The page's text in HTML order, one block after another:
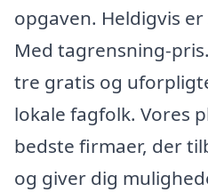
opgaven. Heldigvis
Med tagrensning-
tre gratis og
lokale fagfolk. Vores
bedste firmaer, der
og giver dig